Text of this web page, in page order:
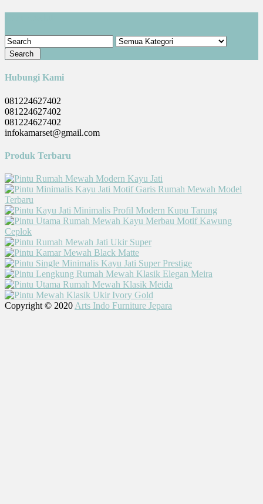
Hubungi Kami
081224627402
081224627402
081224627402
infokamarset@gmail.com
Produk Terbaru
Copyright © 2020 Arts Indo Furniture Jepara